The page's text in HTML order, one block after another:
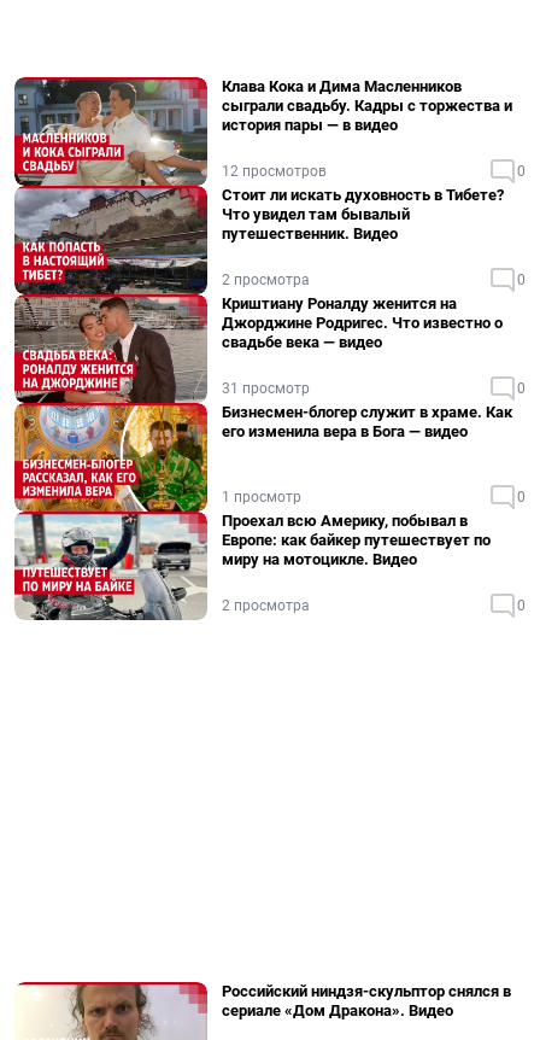
Клава Кока и Дима Масленников
сыграли свадьбу. Кадры с торжества и
история пары — в видео
12 просмотров 0
Стоит ли искать духовность в Тибете?
Что увидел там бывалый
путешественник. Видео
2 просмотра 0
Криштиану Роналду женится на
Джорджине Родригес. Что известно о
свадьбе века — видео
31 просмотр 0
Бизнесмен-блогер служит в храме. Как
его изменила вера в Бога — видео
1 просмотр 0
Проехал всю Америку, побывал в
Европе: как байкер путешествует по
миру на мотоцикле. Видео
2 просмотра 0
Российский ниндзя-скульптор снялся в
сериале «Дом Дракона». Видео